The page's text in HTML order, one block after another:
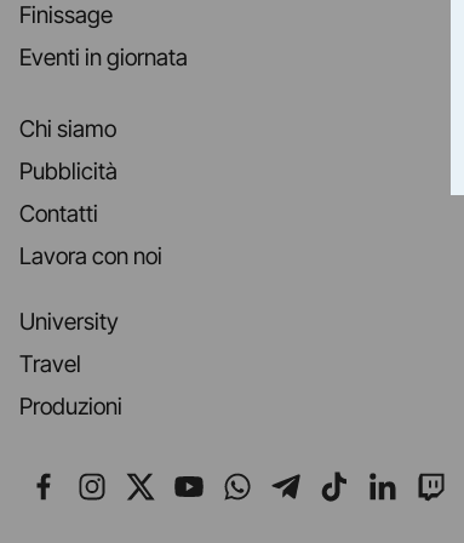
Finissage
Eventi in giornata
Chi siamo
Pubblicità
Contatti
Lavora con noi
University
Travel
Produzioni
Seguici su Facebook
Seguici su Instagram
Seguici su X
Seguici su YouTube
Seguici su
Seguici su
Seguici su